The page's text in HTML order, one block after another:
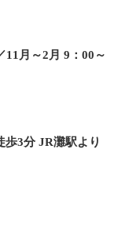
11月～2月 9：00～
3分 JR灘駅より